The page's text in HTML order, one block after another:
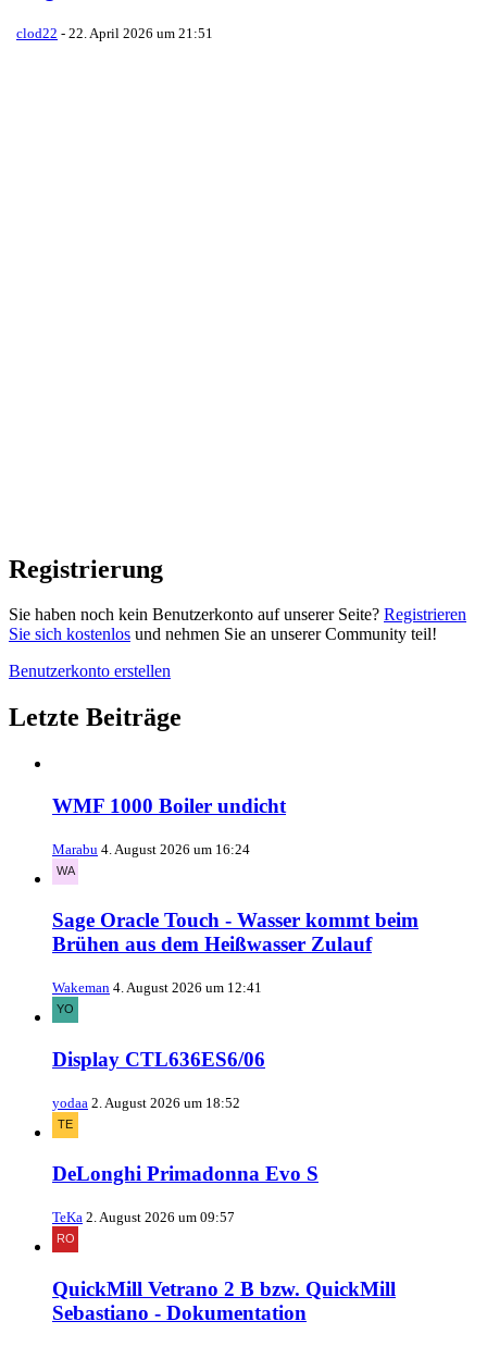
clod22 - 22. April 2026 um 21:51
Registrierung
Sie haben noch kein Benutzerkonto auf unserer Seite? Registrieren
Sie sich kostenlos und nehmen Sie an unserer Community teil!
Benutzerkonto erstellen
Letzte Beiträge
WMF 1000 Boiler undicht
Marabu 4. August 2026 um 16:24
Sage Oracle Touch - Wasser kommt beim
Brühen aus dem Heißwasser Zulauf
Wakeman 4. August 2026 um 12:41
Display CTL636ES6/06
yodaa 2. August 2026 um 18:52
DeLonghi Primadonna Evo S
TeKa 2. August 2026 um 09:57
QuickMill Vetrano 2 B bzw. QuickMill
Sebastiano - Dokumentation